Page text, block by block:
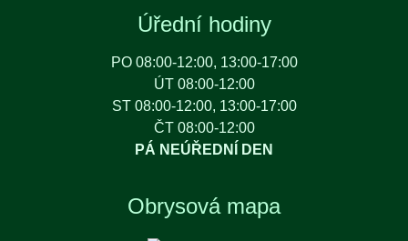
Úřední hodiny
PO 08:00-12:00, 13:00-17:00
ÚT 08:00-12:00
ST 08:00-12:00, 13:00-17:00
ČT 08:00-12:00
PÁ NEÚŘEDNÍ DEN
Obrysová mapa